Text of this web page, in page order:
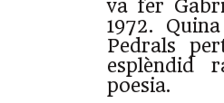
va fer
1972.
Pedrals
esplèndid
poesia.